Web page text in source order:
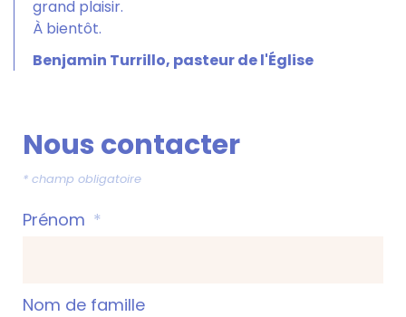
Nous contacter
* champ obligatoire
Prénom
Nom de famille
grand plaisir.
À bientôt.
Benjamin Turrillo, pasteur de l'Église